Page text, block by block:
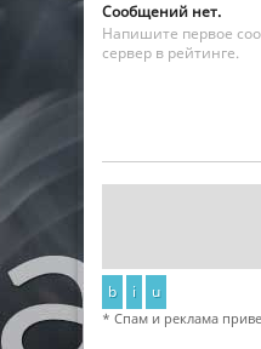
Сообщений нет.
Напишите первое
сервер в рейтинге.
b i u
* Спам и реклама